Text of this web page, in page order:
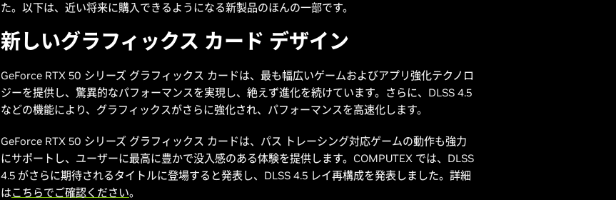
た。以下は、近い将来に購入できるようになる新製品のほんの一部です。
新しいグラフィックス カード デザイン
GeForce RTX 50 シリーズ グラフィックス カードは、最も幅広いゲームおよびアプリ強化テクノロ
ジーを提供し、驚異的なパフォーマンスを実現し、絶えず進化を続けています。さらに、DLSS 4.5
などの機能により、グラフィックスがさらに強化され、パフォーマンスを高速化します。
GeForce RTX 50 シリーズ グラフィックス カードは、パス トレーシング対応ゲームの動作も強力
にサポートし、ユーザーに最高に豊かで没入感のある体験を提供します。COMPUTEX では、DLSS
4.5 がさらに期待されるタイトルに登場すると発表し、DLSS 4.5 レイ再構成を発表しました。詳細
はこちらでご確認ください。